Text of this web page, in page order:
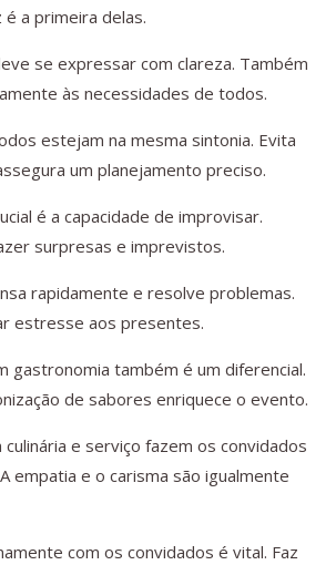
é a primeira delas.
se expressar com clareza. Também
às necessidades de todos.
estejam na mesma sintonia. Evita
um planejamento preciso.
é a capacidade de improvisar.
surpresas e imprevistos.
rapidamente e resolve problemas.
estresse aos presentes.
gastronomia também é um diferencial.
de sabores enriquece o evento.
e serviço fazem os convidados
empatia e o carisma são igualmente
com os convidados é vital. Faz